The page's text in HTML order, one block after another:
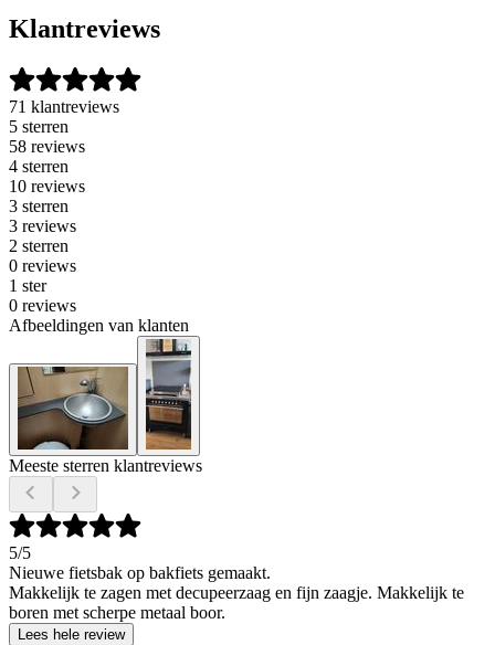
Klantreviews
71 klantreviews
5 sterren
58 reviews
4 sterren
10 reviews
3 sterren
3 reviews
2 sterren
0 reviews
1 ster
0 reviews
Afbeeldingen van klanten
Meeste sterren klantreviews
5/5
Nieuwe fietsbak op bakfiets gemaakt.
Makkelijk te zagen met decupeerzaag en fijn zaagje. Makkelijk te
boren met scherpe metaal boor.
Lees hele review